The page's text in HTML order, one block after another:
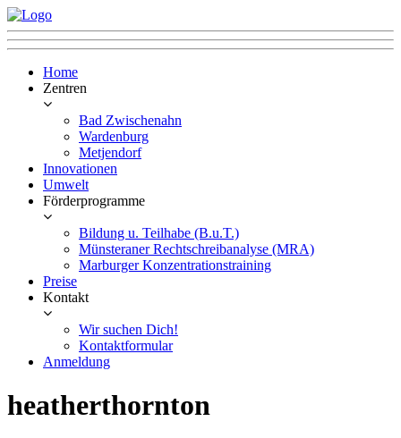
Home
Zentren
Bad Zwischenahn
Wardenburg
Metjendorf
Innovationen
Umwelt
Förderprogramme
Bildung u. Teilhabe (B.u.T.)
Münsteraner Rechtschreibanalyse (MRA)
Marburger Konzentrationstraining
Preise
Kontakt
Wir suchen Dich!
Kontaktformular
Anmeldung
heatherthornton